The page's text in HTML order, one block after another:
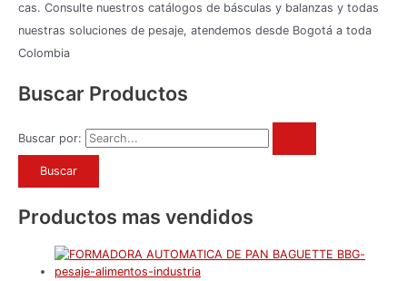
cas. Consulte nuestros catálogos de básculas y balanzas y todas
nuestras soluciones de pesaje, atendemos desde Bogotá a toda
Colombia
Buscar Productos
Buscar por:
Productos mas vendidos